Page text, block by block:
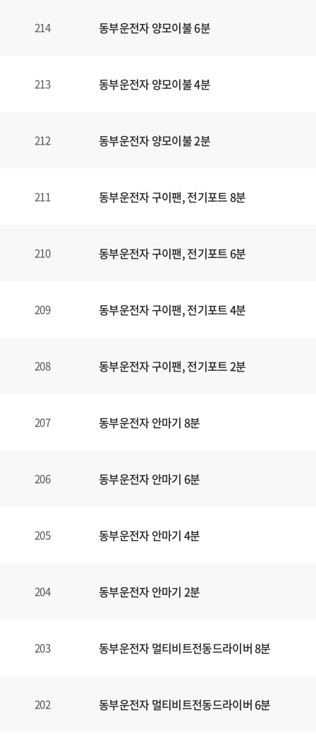
214 동부운전자 양모이불 6분
213 동부운전자 양모이불 4분
212 동부운전자 양모이불 2분
211 동부운전자 구이팬, 전기포트 8분
210 동부운전자 구이팬, 전기포트 6분
209 동부운전자 구이팬, 전기포트 4분
208 동부운전자 구이팬, 전기포트 2분
207 동부운전자 안마기 8분
206 동부운전자 안마기 6분
205 동부운전자 안마기 4분
204 동부운전자 안마기 2분
203 동부운전자 멀티비트전동드라이버 8분
202 동부운전자 멀티비트전동드라이버 6분